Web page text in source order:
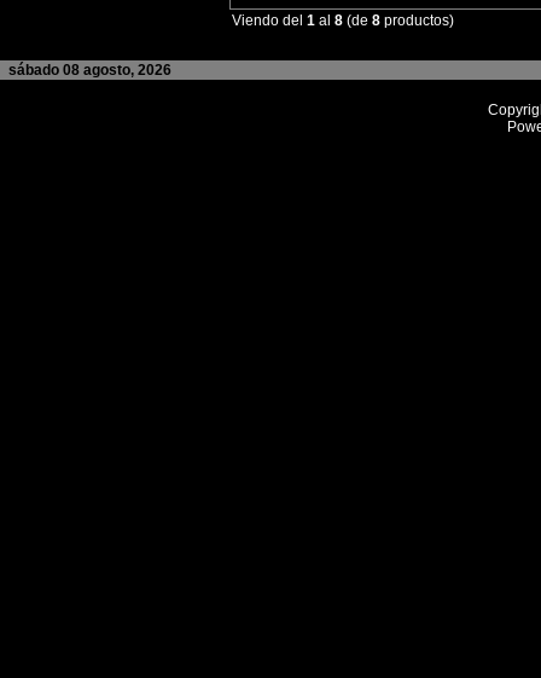
Viendo del 1 al 8 (de 8 productos)
sábado 08 agosto, 2026